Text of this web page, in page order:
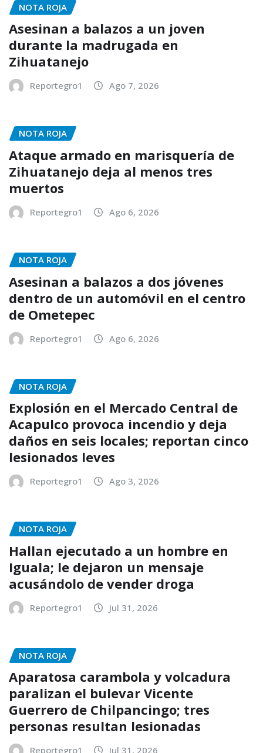
NOTA ROJA
Asesinan a balazos a un joven
durante la madrugada en
Zihuatanejo
Reportegro1 Ago 7, 2026
NOTA ROJA
Ataque armado en marisquería de
Zihuatanejo deja al menos tres
muertos
Reportegro1 Ago 6, 2026
NOTA ROJA
Asesinan a balazos a dos jóvenes
dentro de un automóvil en el centro
de Ometepec
Reportegro1 Ago 6, 2026
NOTA ROJA
Explosión en el Mercado Central de
Acapulco provoca incendio y deja
daños en seis locales; reportan cinco
lesionados leves
Reportegro1 Ago 3, 2026
NOTA ROJA
Hallan ejecutado a un hombre en
Iguala; le dejaron un mensaje
acusándolo de vender droga
Reportegro1 Jul 31, 2026
NOTA ROJA
Aparatosa carambola y volcadura
paralizan el bulevar Vicente
Guerrero de Chilpancingo; tres
personas resultan lesionadas
Reportegro1 Jul 31, 2026